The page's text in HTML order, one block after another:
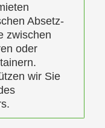
Absetz-
zwischen
oder
wir Sie